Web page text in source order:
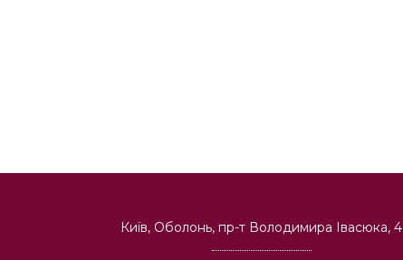
Київ, Оболонь, пр-т Володимира Івасюка, 4